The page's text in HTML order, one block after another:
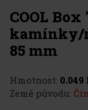
COOL
kamínky/
85 mm
Hmotnost: 0.049
Země původu: